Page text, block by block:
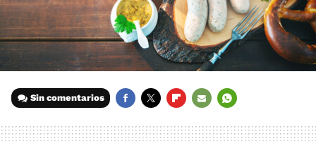
Sin comentarios
MAIL